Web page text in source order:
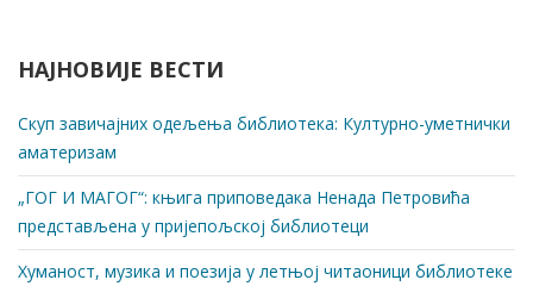
НАЈНОВИЈЕ ВЕСТИ
Скуп завичајних одељења библиотека: Културно-уметнички
аматеризам
„ГОГ И МАГОГ“: књига приповедака Ненада Петровића
представљена у пријепољској библиотеци
Хуманост, музика и поезија у летњој читаоници библиотеке